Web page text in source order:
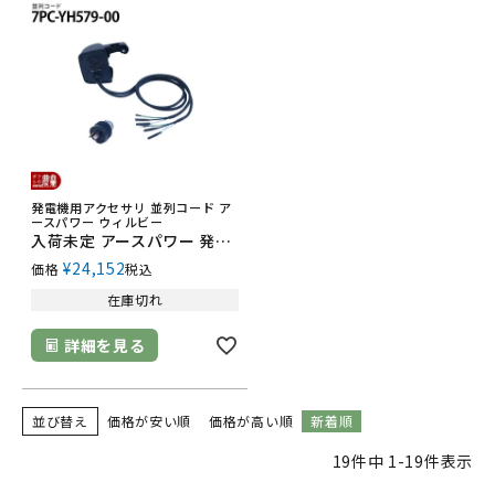
発電機用アクセサリ 並列コード ア
ースパワー ウィルビー
入荷未定 アースパワー 発電機用 並列コード 7PC-YH579-00 EF1800is用
価格 ¥24,152税込
在庫切れ
詳細を見る
並び替え 価格が安い順 価格が高い順 新着順
19件中 1-19件表示